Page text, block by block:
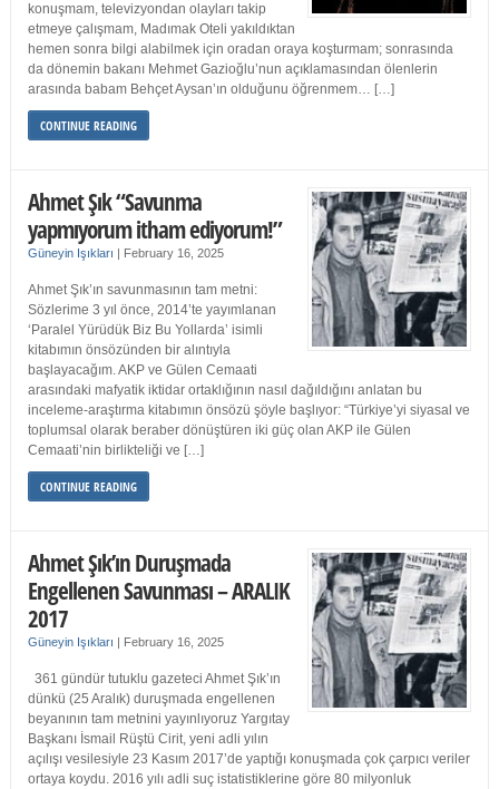
konuşmam, televizyondan olayları takip
etmeye çalışmam, Madımak Oteli yakıldıktan
hemen sonra bilgi alabilmek için oradan oraya koşturmam; sonrasında
da dönemin bakanı Mehmet Gazioğlu’nun açıklamasından ölenlerin
arasında babam Behçet Aysan’ın olduğunu öğrenmem… […]
CONTINUE READING
Ahmet Şık “Savunma
yapmıyorum itham ediyorum!”
Güneyin Işıkları | February 16, 2025
Ahmet Şık’ın savunmasının tam metni:
Sözlerime 3 yıl önce, 2014’te yayımlanan
‘Paralel Yürüdük Biz Bu Yollarda’ isimli
kitabımın önsözünden bir alıntıyla
başlayacağım. AKP ve Gülen Cemaati
arasındaki mafyatik iktidar ortaklığının nasıl dağıldığını anlatan bu
inceleme-araştırma kitabımın önsözü şöyle başlıyor: “Türkiye’yi siyasal ve
toplumsal olarak beraber dönüştüren iki güç olan AKP ile Gülen
Cemaati’nin birlikteliği ve […]
CONTINUE READING
Ahmet Şık’ın Duruşmada
Engellenen Savunması – ARALIK
2017
Güneyin Işıkları | February 16, 2025
361 gündür tutuklu gazeteci Ahmet Şık’ın
dünkü (25 Aralık) duruşmada engellenen
beyanının tam metnini yayınlıyoruz Yargıtay
Başkanı İsmail Rüştü Cirit, yeni adli yılın
açılışı vesilesiyle 23 Kasım 2017’de yaptığı konuşmada çok çarpıcı veriler
ortaya koydu. 2016 yılı adli suç istatistiklerine göre 80 milyonluk